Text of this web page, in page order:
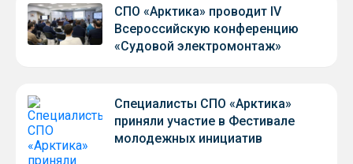
СПО «Арктика» проводит IV
Всероссийскую конференцию
«Судовой электромонтаж»
Специалисты СПО «Арктика»
приняли участие в Фестивале
молодежных инициатив